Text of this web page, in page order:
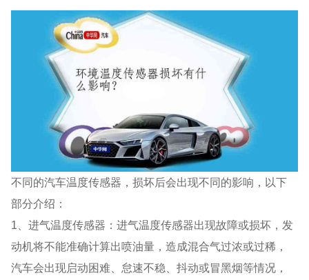
不同的汽车温度传感器，损坏后会出现不同的影响，以下
部分介绍：
1、进气温度传感器：进气温度传感器出现故障或损坏，发
动机将不能准确计算出喷油量，造成混合气过浓或过稀，
汽车会出现启动困难、怠速不稳、抖动或冒黑烟等情况，